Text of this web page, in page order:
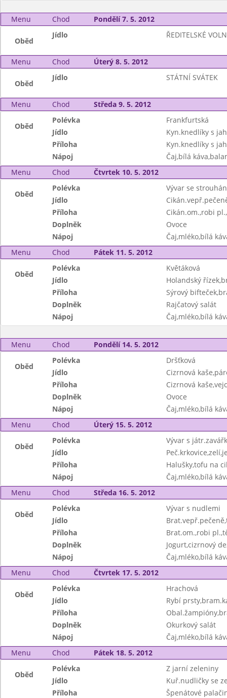
Menu Chod Pondělí 7. 5. 2012
Oběd
Jídlo ŘEDITELSKÉ
Menu Chod Úterý 8. 5. 2012
Oběd
Jídlo STÁTNÍ SVÁTEK
Menu Chod Středa 9. 5. 2012
Oběd
Polévka
Frankfurtská
Jídlo
Kyn.knedlíky s
Příloha
Kyn.knedlíky s
Nápoj
Čaj,bílá
Menu
Chod Čtvrtek 10. 5. 2012
Oběd
Polévka
Vývar se
Jídlo
Příloha
Cikán.om.,robi
Doplněk
Ovoce
Nápoj
Čaj,mléko,bílá
Menu
Chod Pátek 11. 5. 2012
Oběd
Polévka
Květáková
Jídlo
Holandský
Příloha
Sýrový
Doplněk
Rajčatový salát
Nápoj
Čaj,mléko,bílá
Menu Chod Pondělí 14. 5. 2012
Oběd
Polévka
Dršťková
Jídlo
Cizrnová
Příloha
Cizrnová
Doplněk
Ovoce
Nápoj
Čaj,mléko,bílá
Menu
Chod Úterý 15. 5. 2012
Oběd
Polévka
Vývar s
Jídlo
Příloha
Halušky,tofu na
Nápoj
Čaj,mléko,bílá
Menu
Chod Středa 16. 5. 2012
Oběd
Polévka
Vývar s nudlemi
Jídlo
Příloha
Brat.om.,robi
Doplněk
Jogurt,cizrnový
Nápoj
Čaj,mléko,bílá
Menu
Chod Čtvrtek 17. 5. 2012
Oběd
Polévka
Hrachová
Jídlo
Rybí
Příloha
Doplněk
Okurkový salát
Nápoj
Čaj,mléko,bílá
Menu
Chod Pátek 18. 5. 2012
Oběd
Polévka
Z jarní zeleniny
Jídlo
Kuř.nudličky se
Příloha
Špenátové